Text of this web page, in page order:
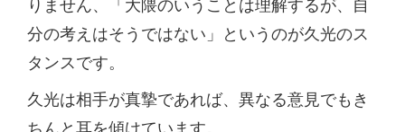
分の考えはそうではない」というのが久光のス
タンスです。
久光は相手が真摯であれば、異なる意見でもき
ちんと耳を傾けています。